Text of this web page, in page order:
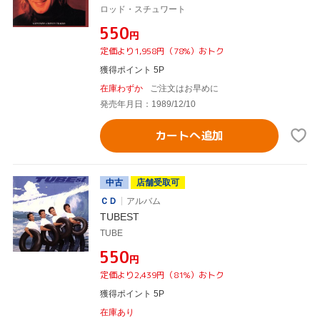
ロッド・スチュワート
¥550円
定価より1,958円（78%）おトク
獲得ポイント 5P
在庫わずか
ご注文はお早めに
発売年月日：1989/12/10
カートへ追加
中古
店舗受取可
ＣＤ
アルバム
TUBEST
TUBE
¥550円
定価より2,439円（81%）おトク
獲得ポイント 5P
在庫あり